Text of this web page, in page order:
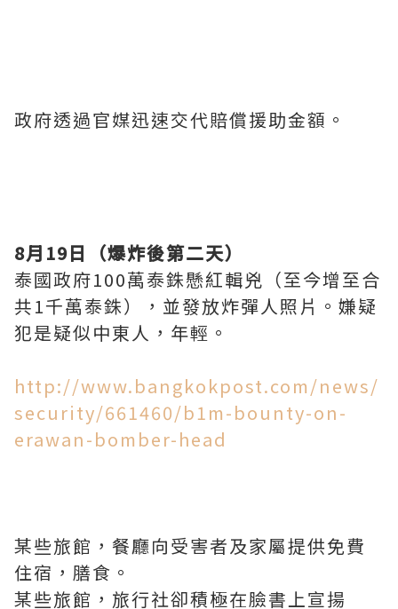
政府透過官媒迅速交代賠償援助金額。
8月 19日（爆炸後第二天）
泰國政府100萬泰銖懸紅輯兇（至今增至合
共1千萬泰銖），並發放炸彈人照片。嫌疑
犯是疑似中東人，年輕。
http://www.bangkokpost.com/news/
security/661460/b1m-bounty-on-
erawan-bomber-head
某些旅館，餐廳向受害者及家屬提供免費
住宿，膳食。
某些旅館，旅行社卻積極在臉書上宣揚